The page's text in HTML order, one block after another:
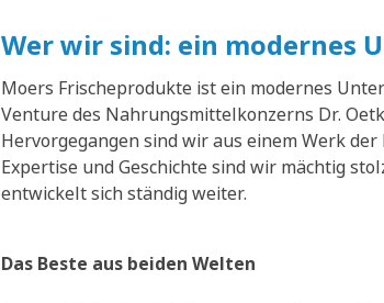
Wer wir sind: ein modernes
Moers Frischeprodukte ist ein modernes
Venture des Nahrungsmittelkonzerns Dr.
Hervorgegangen sind wir aus einem Werk
Expertise und Geschichte sind wir mächtig
entwickelt sich ständig weiter.
Das Beste aus beiden Welten